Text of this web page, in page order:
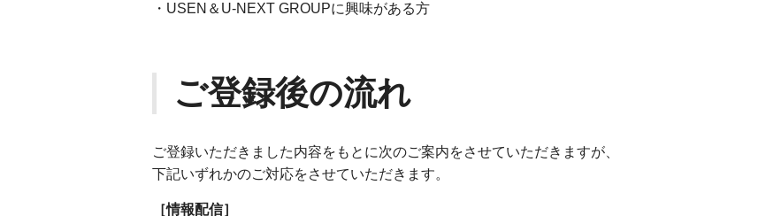
・USEN＆U-NEXT GROUPに興味がある方
ご登録後の流れ
ご登録いただきました内容をもとに次のご案内をさせていただきますが、
下記いずれかのご対応をさせていただきます。
［情報配信］